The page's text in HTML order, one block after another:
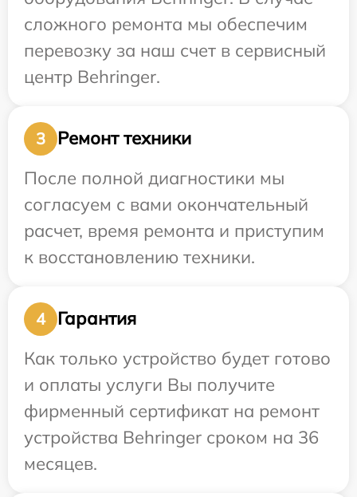
сложного ремонта мы обеспечим
перевозку за наш счет в сервисный
центр Behringer.
3
Ремонт техники
После полной диагностики мы
согласуем с вами окончательный
расчет, время ремонта и приступим
к восстановлению техники.
4
Гарантия
Как только устройство будет готово
и оплаты услуги Вы получите
фирменный сертификат на ремонт
устройства Behringer сроком на 36
месяцев.